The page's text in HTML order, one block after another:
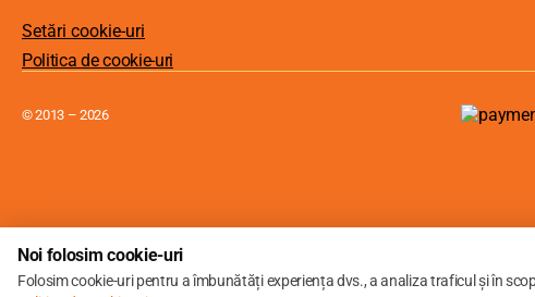
Setări cookie-uri
Politica de cookie-uri
© 2013 – 2026
Noi folosim cookie-uri
Folosim cookie-uri pentru a îmbunătăți experiența dvs., a analiza traficul și în